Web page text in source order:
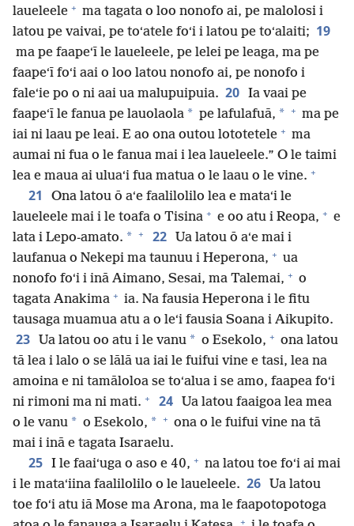
laueleele + ma tagata o loo nonofo ai, pe malolosi i
latou pe vaivai, pe toʻatele foʻi i latou pe toʻalaiti; 19
ma pe faapeʻī le laueleele, pe lelei pe leaga, ma pe
faapeʻī foʻi aai o loo latou nonofo ai, pe nonofo i
faleʻie po o ni aai ua malupuipuia. 20 Ia vaai pe
faapeʻī le fanua pe lauolaola * pe lafulafuā, * + ma pe
iai ni laau pe leai. E ao ona outou lototetele + ma
aumai ni fua o le fanua mai i lea laueleele.” O le taimi
lea e maua ai uluaʻi fua matua o le laau o le vine. +
21
Ona latou ō aʻe faalilolilo lea e mataʻi le
laueleele mai i le toafa o Tisina + e oo atu i Reopa, + e
lata i Lepo-amato. * + 22
Ua latou ō aʻe mai i
laufanua o Nekepi ma taunuu i Heperona, + ua
nonofo foʻi i inā Aimano, Sesai, ma Talemai, + o
tagata Anakima + ia. Na fausia Heperona i le fitu
tausaga muamua atu a o leʻi fausia Soana i Aikupito.
23 Ua latou oo atu i le vanu * o Esekolo, + ona latou
tā lea i lalo o se lālā ua iai le fuifui vine e tasi, lea na
amoina e ni tamāloloa se toʻalua i se amo, faapea foʻi
ni rimoni ma ni mati. + 24
Ua latou faaigoa lea mea
o le vanu * o Esekolo, * + ona o le fuifui vine na tā
mai i inā e tagata Isaraelu.
25 I le faaiʻuga o aso e 40, + na latou toe foʻi ai mai
i le mataʻiina faalilolilo o le laueleele. 26
Ua latou
toe foʻi atu iā Mose ma Arona, ma le faapotopotoga
+